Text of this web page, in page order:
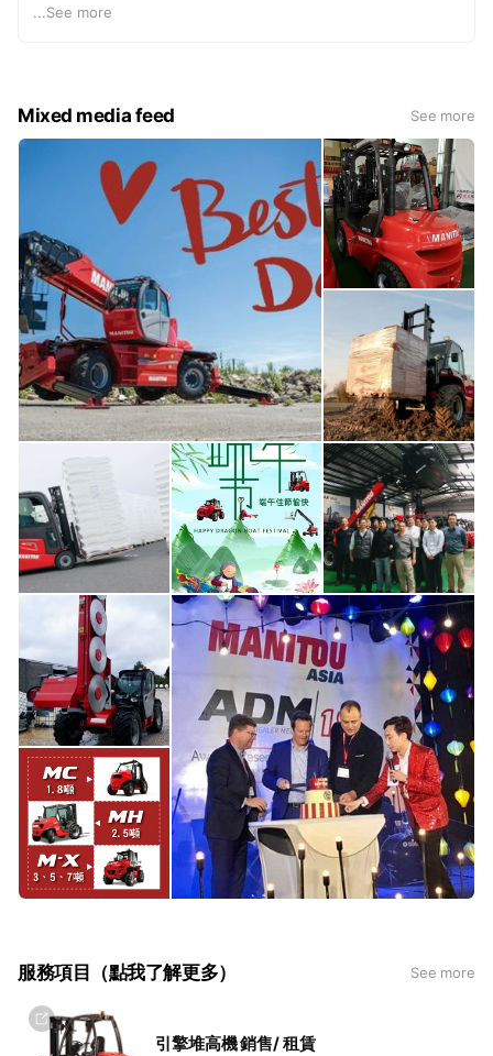
. Manitou法國曼尼通集團成立於1958年，是全球物料搬運
(柴油、汽油、電動)堆高機、車載式堆高機以及倉儲用設備
(電動拖板車、窄道式電動堆高機等)。 目前曼尼通集團在全
球擁有10個製造工廠，21家分公司，1400位代理商，銷售
區域遍及140個國家。
...See more
Mixed media feed See more
服務項目（點我了解更多） See more
引擎堆高機 銷售/ 租賃